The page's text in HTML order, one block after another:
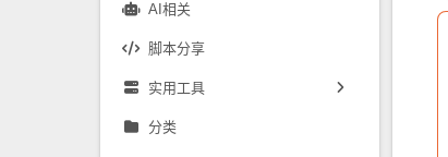
AI相关
脚本分享
实用工具
镜像源速配
分类